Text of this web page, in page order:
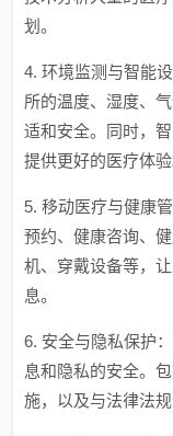
划。
4. 环境监测与智能
所的温度、湿度、
适和安全。同时，
提供更好的医疗体验
5. 移动医疗与健康
预约、健康咨询、
机、穿戴设备等，
息。
6. 安全与隐私保护
息和隐私的安全。
施，以及与法律法规